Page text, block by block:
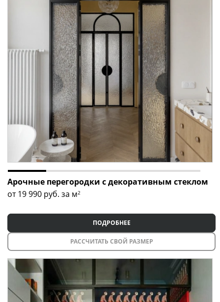
Арочные перегородки с декоративным стеклом
от 19 990 руб. за м2
ПОДРОБНЕЕ
РАССЧИТАТЬ СВОЙ РАЗМЕР